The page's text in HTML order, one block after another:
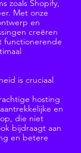
zoals Shopify,
Met onze
en
creëren
functionerende
is cruciaal
hosting
en
die niet
bijdraagt aan
en betere